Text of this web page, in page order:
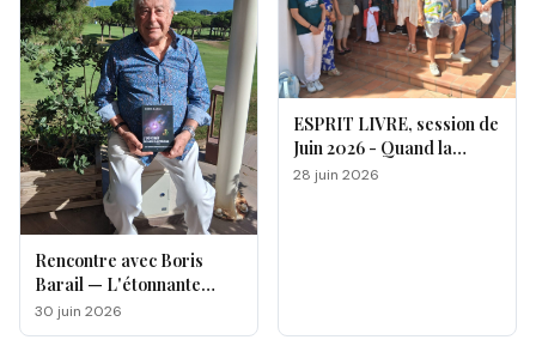
Rencontre avec Boris
Barail — L'étonnante
odyssée d'un électron
voyageur
30 juin 2026
ESPRIT LIVRE, session de
Juin 2026 - Quand la
magie opère !
28 juin 2026